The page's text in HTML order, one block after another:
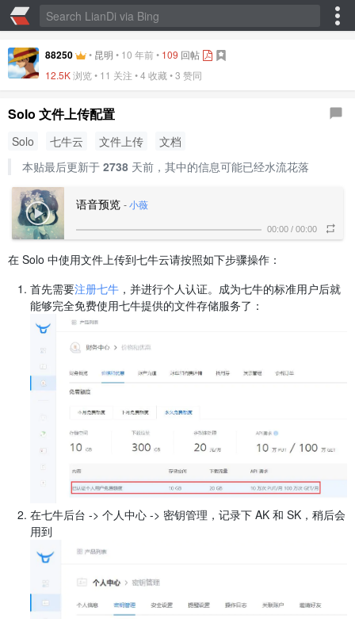
88250 • 昆明 • 10 年前• 109 回帖
12.5K浏览 • 11 关注 •4 收藏 •3 赞同
Solo 文件上传配置
Solo 七牛云 文件上传
文档
本贴最后更新于 2738天前，其中的信息可能已经水流花落
语音预览 - 小薇
00:00 / 00:00
在 Solo 中使用文件上传到七牛云请按照如下步骤操作：
首先需要注册七牛 ，并进行个人认证。成为七牛的标准用户后就
能够完全免费使用七牛提供的文件存储服务了：
在七牛后台 -> 个人中心 -> 密钥管理，记录下 AK 和 SK，稍后会
用到